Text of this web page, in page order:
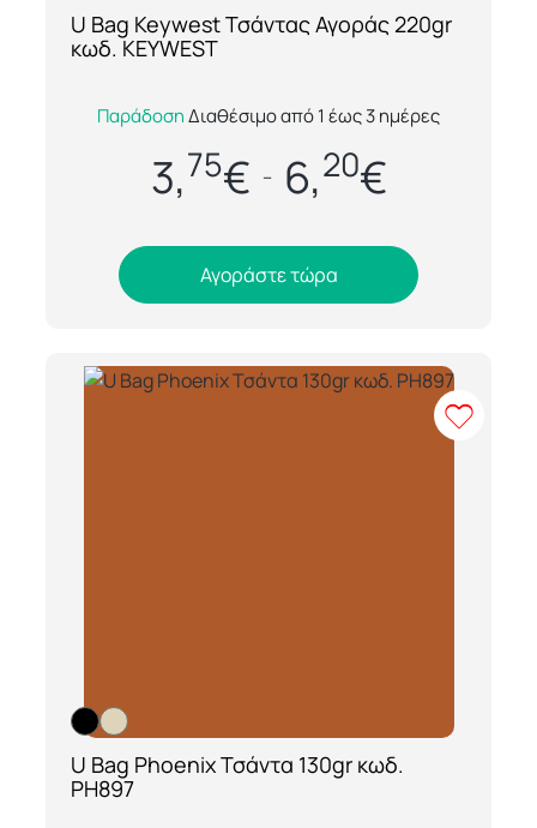
[ti_wishlists_addtowishlist loop=yes]
U Bag Keywest Τσάντας Αγοράς 220gr
κωδ. KEYWEST
Η U Bag Keywest είναι μία κομψή και
εξαιρετικά ανθεκτική τσάντα αγοράς από
100% βαμβάκι 220gr, ιδανική για
επαγγελματική...
ΠαράδοσηΔιαθέσιμο από 1 έως 3 ημέρες
3,75€ – 6,20€
Αγοράστε τώρα
[ti_wishlists_addtowishlist loop=yes]
U Bag Phoenix Τσάντα 130gr κωδ.
PH897